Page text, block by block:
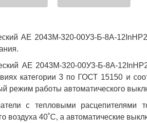
АЕ 2043М-320-00У3-Б-8А-
АЕ 2043М-320-00У3-Б-8А-
категории 3 по ГОСТ 15150 и
режим работы автоматического
с тепловыми расцепителями
воздуха 40˚С, а автоматические